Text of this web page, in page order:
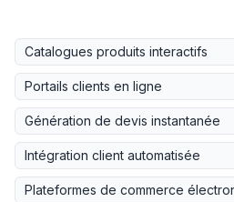
Catalogues produits interactifs
Portails clients en ligne
Génération de devis instantanée
Intégration client automatisée
Plateformes de commerce